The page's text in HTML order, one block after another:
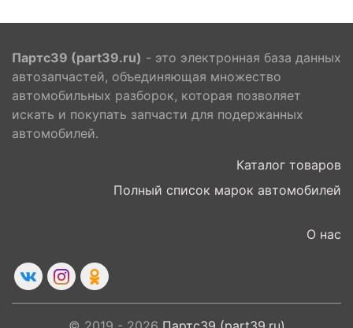
Партс39 (part39.ru) - это электронная база данных
автозапчастей, объединяющая множество
автомобильных разборок, которая позволяет
искать и покупать запчасти для подержанных
автомобилей.
Каталог товаров
Полный список марок автомобилей
О нас